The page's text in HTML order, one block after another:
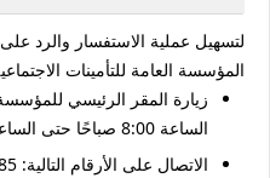
لتسهيل عملية الاستفسار والرد
المؤسسة العامة للتأمينات
زيارة المقر الرئيسي
الساعة 8:00 صباحًا حتى الساعة 12:30 ظهرًا
الاتصال على الأرقام التالية: 22994085 و22994086